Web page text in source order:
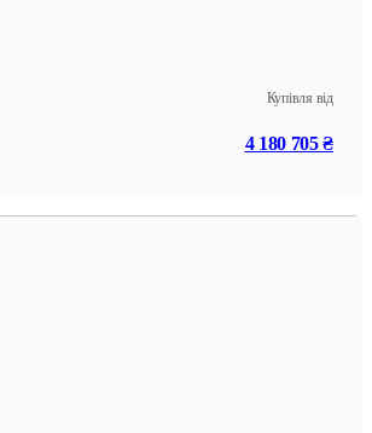
Купівля від
4 180 705 ₴